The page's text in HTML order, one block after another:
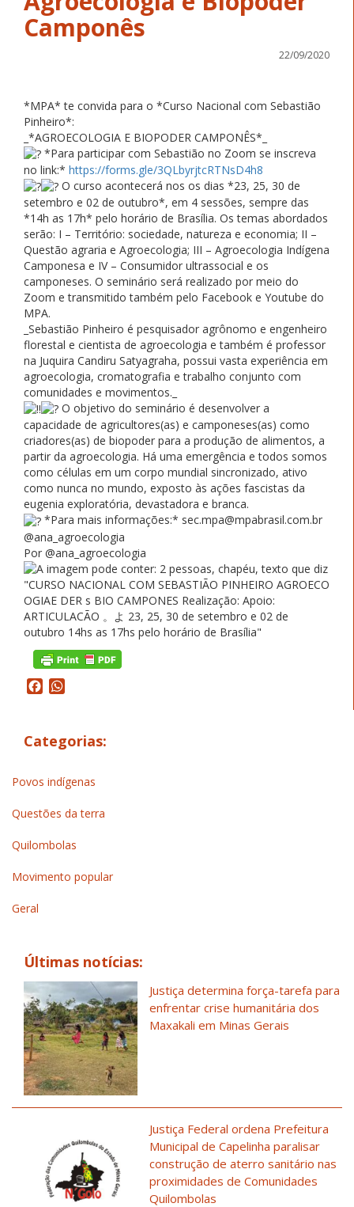
Camponês
22/09/2020
*MPA* te convida para o *Curso Nacional com Sebastião
Pinheiro*:
_*AGROECOLOGIA E BIOPODER CAMPONÊS*_
*Para participar com Sebastião no Zoom se inscreva
no link:* https://forms.gle/3QLbyrjtcRTNsD4h8
O curso acontecerá nos os dias *23, 25, 30 de
setembro e 02 de outubro*, em 4 sessões, sempre das
*14h as 17h* pelo horário de Brasília. Os temas abordados
serão: I – Território: sociedade, natureza e economia; II –
Questão agraria e Agroecologia; III – Agroecologia Indígena
Camponesa e IV – Consumidor ultrassocial e os
camponeses. O seminário será realizado por meio do
Zoom e transmitido também pelo Facebook e Youtube do
MPA.
_Sebastião Pinheiro é pesquisador agrônomo e engenheiro
florestal e cientista de agroecologia e também é professor
na Juquira Candiru Satyagraha, possui vasta experiência em
agroecologia, cromatografia e trabalho conjunto com
comunidades e movimentos._
O objetivo do seminário é desenvolver a
capacidade de agricultores(as) e camponeses(as) como
criadores(as) de biopoder para a produção de alimentos, a
partir da agroecologia. Há uma emergência e todos somos
como células em um corpo mundial sincronizado, ativo
como nunca no mundo, exposto às ações fascistas da
eugenia exploratória, devastadora e branca.
*Para mais informações:* sec.mpa@mpabrasil.com.br
@ana_agroecologia
Por @ana_agroecologia
Facebook
Categorias:
Povos indígenas
Questões da terra
Quilombolas
Movimento popular
Geral
Últimas notícias:
Justiça determina força-tarefa para
enfrentar crise humanitária dos
Maxakali em Minas Gerais
Justiça Federal ordena Prefeitura
Municipal de Capelinha paralisar
construção de aterro sanitário nas
proximidades de Comunidades
Quilombolas